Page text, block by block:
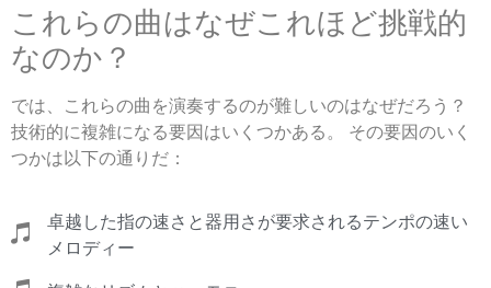
これらの曲はなぜこれほど挑戦的
なのか？
では、これらの曲を演奏するのが難しいのはなぜだろう？
技術的に複雑になる要因はいくつかある。 その要因のいく
つかは以下の通りだ：
卓越した指の速さと器用さが要求されるテンポの速い
メロディー